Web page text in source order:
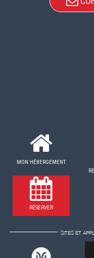
MON HÉBERGEMENT
RÉSERVER
SITES ET